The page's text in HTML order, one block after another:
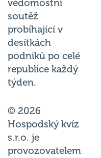
vědomostní
soutěž
probíhající v
desítkách
podniků po celé
republice každý
týden.
© 2026
Hospodský kvíz
s.r.o. je
provozovatelem